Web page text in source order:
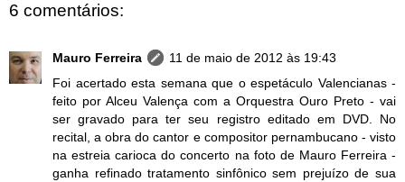
6 comentários:
Mauro Ferreira
11 de maio de 2012 às 19:43
Foi acertado esta semana que o espetáculo Valencianas -
feito por Alceu Valença com a Orquestra Ouro Preto - vai
ser gravado para ter seu registro editado em DVD. No
recital, a obra do cantor e compositor pernambucano - visto
na estreia carioca do concerto na foto de Mauro Ferreira -
ganha refinado tratamento sinfônico sem prejuízo de sua